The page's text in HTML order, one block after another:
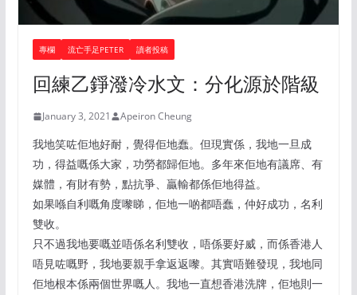
專欄 流亡手足PETER 讀者投稿
回練乙錚潑冷水文：分化源於階級
January 3, 2021 Apeiron Cheung
我地笑咗佢地好耐，覺得佢地蠢。但現實係，我地一旦成
功，得益嘅係大家，功勞都歸佢地。多年來佢地有議席、有
媒體，有財有勢，點抗爭、贏輸都係佢地得益。
如果喺自利嘅角度嚟睇，佢地一啲都唔蠢，仲好成功，名利
雙收。
只不過我地要嘅並唔係名利雙收，唔係要好威，而係香港人
唔見咗嘅野，我地要親手拿返返嚟。其實唔難發現，我地同
佢地根本係兩個世界嘅人。我地一直想香港洗牌，佢地則一